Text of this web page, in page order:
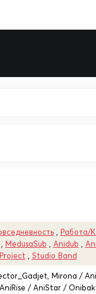
, Работа/
MedusaSub Anidub
Studio Band
Mirona /
/ AniStar /